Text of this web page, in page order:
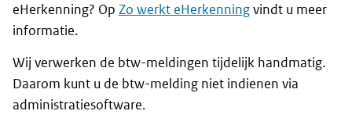
eHerkenning? Op Zo werkt eHerkenningvindt u meer
informatie.
Wij verwerken de btw-meldingen tijdelijk handmatig.
Daarom kunt u de btw-melding niet indienen via
administratiesoftware.